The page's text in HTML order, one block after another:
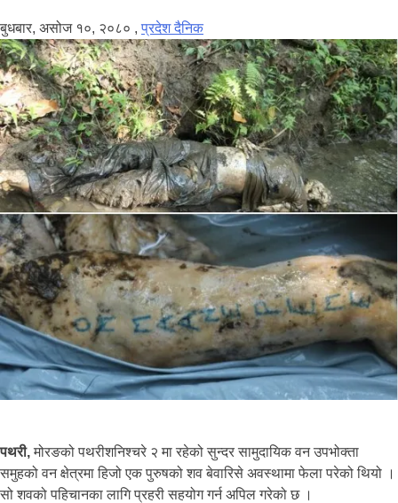
बुधबार, असोज १०, २०८० ,प्रदेश दैनिक
पथरी,मोरङको पथरीशनिश्चरे २ मा रहेको सुन्दर सामुदायिक वन उपभोक्ता
समुहको वन क्षेत्रमा हिजो एक पुरुषको शव बेवारिसे अवस्थामा फेला परेको थियो ।
सो शवको पहिचानका लागि प्रहरी सहयोग गर्न अपिल गरेको छ ।